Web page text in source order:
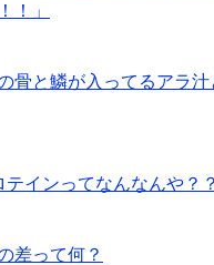
！」
骨と鱗が入ってるアラ
インってなんなんや？
差って何？